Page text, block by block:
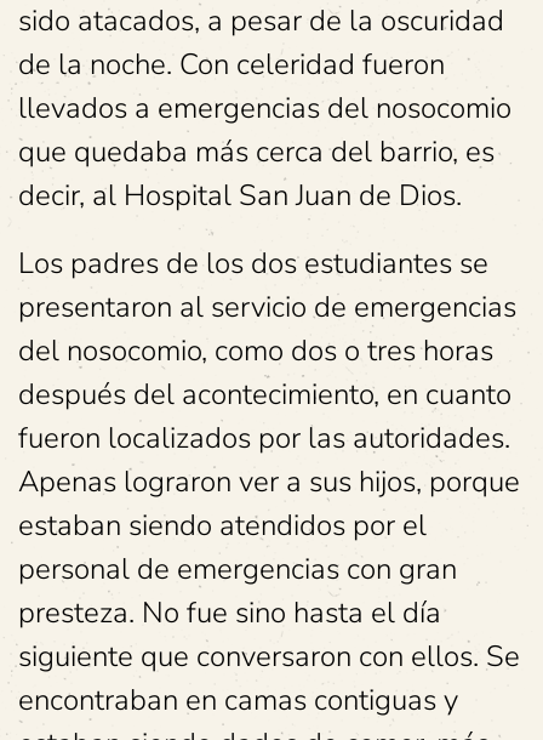
sido atacados, a pesar de la oscuridad
de la noche. Con celeridad fueron
llevados a emergencias del nosocomio
que quedaba más cerca del barrio, es
decir, al Hospital San Juan de Dios.
Los padres de los dos estudiantes se
presentaron al servicio de emergencias
del nosocomio, como dos o tres horas
después del acontecimiento, en cuanto
fueron localizados por las autoridades.
Apenas lograron ver a sus hijos, porque
estaban siendo atendidos por el
personal de emergencias con gran
presteza. No fue sino hasta el día
siguiente que conversaron con ellos. Se
encontraban en camas contiguas y